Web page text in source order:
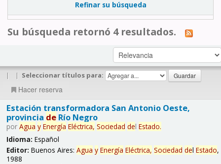
Refinar su búsqueda
Su búsqueda retornó 4 resultados.
| | Seleccionar títulos para:
Hacer reserva
Estación transformadora San Antonio Oeste,
provincia deRío Negro
por Agua y Energía Eléctrica, Sociedad del Estado.
Idioma: Español
Editor: Buenos Aires: Agua y Energía Eléctrica, Sociedad del Estado,
1988